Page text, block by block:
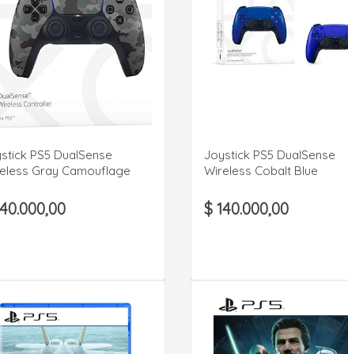
PS5 DualSense
Gray Camouflage
VER DETALLE
Joystick PS5 DualSense
Wireless Cobalt Blue
$ 140.000,00